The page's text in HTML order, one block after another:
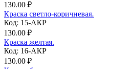
130.00 ₽
Краска светло-коричневая.
Код: 15-АКР
130.00 ₽
Краска желтая.
Код: 16-АКР
130.00 ₽